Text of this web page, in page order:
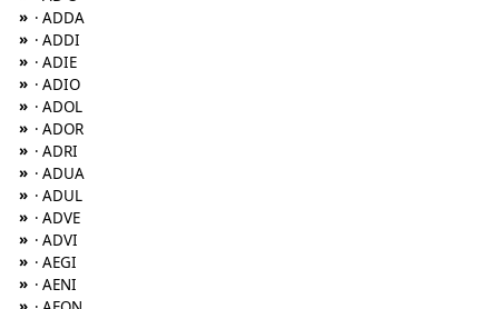
» · ADDA
» · ADDI
» · ADIE
» · ADIO
» · ADOL
» · ADOR
» · ADRI
» · ADUA
» · ADUL
» · ADVE
» · ADVI
» · AEGI
» · AENI